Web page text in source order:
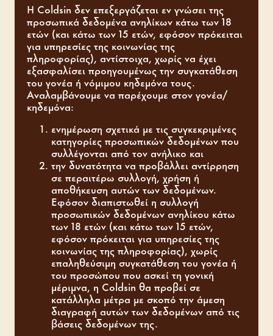
Η Coldsin δεν επεξεργάζεται εν γνώσει της
προσωπικά δεδομένα ανηλίκων κάτω των 18
ετών (και κάτω των 15 ετών, εφόσον πρόκειται
για υπηρεσίες της κοινωνίας της
πληροφορίας), αντίστοιχα, χωρίς να έχει
εξασφαλίσει προηγουμένως την συγκατάθεση
του γονέα ή νόμιμου κηδεμόνα τους.
Αναλαμβάνουμε να παρέχουμε στον γονέα/
κηδεμόνα:
ενημέρωση σχετικά με τις συγκεκριμένες
κατηγορίες προσωπικών δεδομένων που
συλλέγονται από τον ανήλικο και
την δυνατότητα να προβάλλει αντίρρηση
σε περαιτέρω συλλογή, χρήση ή
αποθήκευση αυτών των δεδομένων.
Εφόσον διαπιστωθεί η συλλογή
προσωπικών δεδομένων ανηλίκου κάτω
των 18 ετών (και κάτω των 15 ετών,
εφόσον πρόκειται για υπηρεσίες της
κοινωνίας της πληροφορίας), χωρίς
επαληθεύσιμη συγκατάθεση του γονέα ή
του προσώπου που ασκεί τη γονική
μέριμνα, η Coldsin θα προβεί σε
κατάλληλα μέτρα με σκοπό την άμεση
διαγραφή αυτών των δεδομένων από τις
βάσεις δεδομένων της.